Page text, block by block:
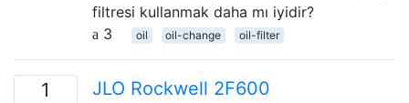
filtresi kullanmak daha mı iyidir?
3
oil oil-change oil-filter
1 JLO Rockwell 2F600